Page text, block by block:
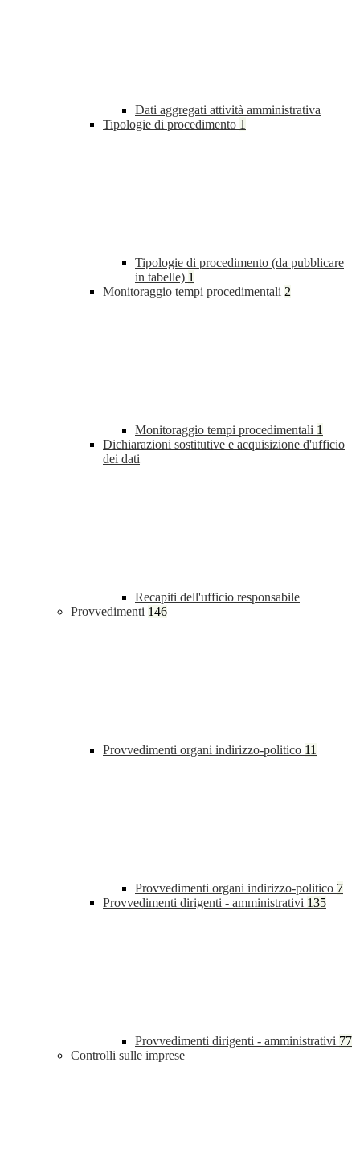
Dati aggregati attività amministrativa
Tipologie di procedimento 1
Tipologie di procedimento (da pubblicare
in tabelle) 1
Monitoraggio tempi procedimentali 2
Monitoraggio tempi procedimentali 1
Dichiarazioni sostitutive e acquisizione d'ufficio
dei dati
Recapiti dell'ufficio responsabile
Provvedimenti 146
Provvedimenti organi indirizzo-politico 11
Provvedimenti organi indirizzo-politico 7
Provvedimenti dirigenti - amministrativi 135
Provvedimenti dirigenti - amministrativi 77
Controlli sulle imprese